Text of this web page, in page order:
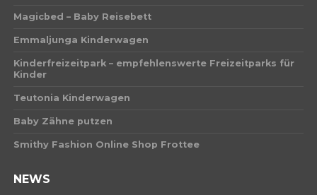
Magicbed – Baby Reisebett
Emmaljunga Kinderwagen
Kinderfreizeitpark – empfehlenswerte Freizeitparks für
Kinder
Teutonia Kinderwagen
Baby Zähne putzen
Smithy Fashion Online Shop Frottee
NEWS